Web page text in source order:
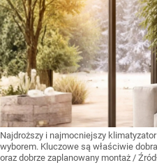
Najdroższy i najmocniejszy
wyborem. Kluczowe są właściwie
oraz dobrze zaplanowany montaż /